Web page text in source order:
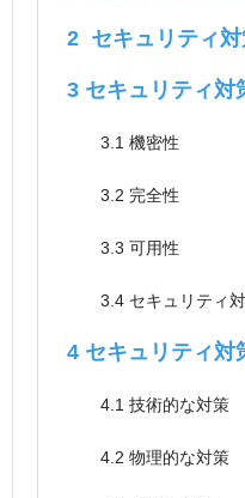
2 セキュリティ
3 セキュリティ対
3.1 機密性
3.2 完全性
3.3 可用性
3.4 セキュリティ
4 セキュリティ対
4.1 技術的な対策
4.2 物理的な対策